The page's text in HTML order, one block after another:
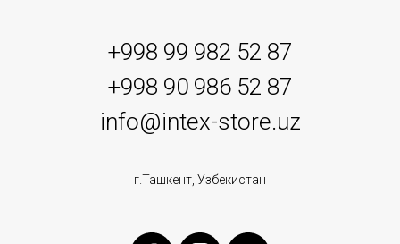
+998 99 982 52 87
+998 90 986 52 87
info@intex-store.uz
г.Ташкент, Узбекистан